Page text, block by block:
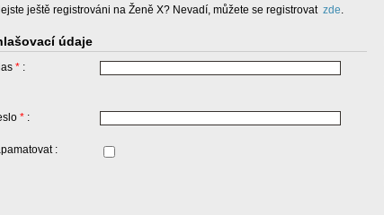
ještě registrováni na Ženě X? Nevadí, můžete se registrovat zde.
údaje
*:
*:
: